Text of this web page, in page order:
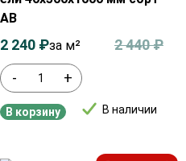
АВ
- +
В наличии
2 440₽
2 240 ₽за м²
В корзину